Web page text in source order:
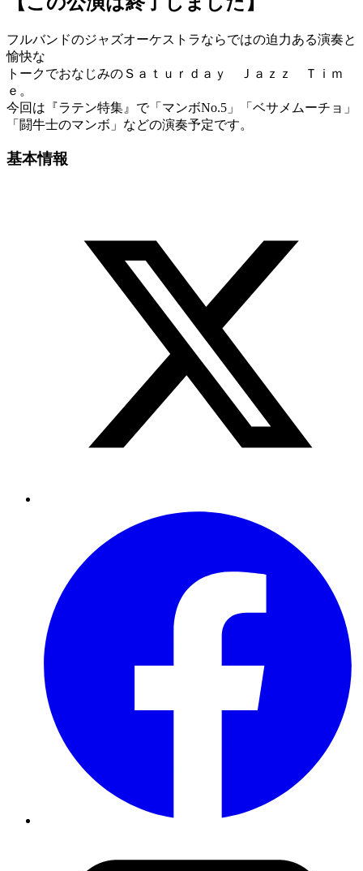
フルバンドのジャズオーケストラならではの迫力ある演奏と
愉快な
トークでおなじみのＳａｔｕｒｄａｙ Ｊａｚｚ Ｔｉｍ
ｅ。
今回は『ラテン特集』で「マンボNo.5」「ベサメムーチョ」
「闘牛士のマンボ」などの演奏予定です。
基本情報